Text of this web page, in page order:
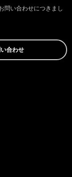
問い合わせにつきまし
合わせ